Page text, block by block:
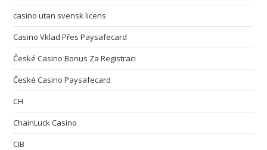
casino utan svensk licens
Casino Vklad Přes Paysafecard
České Casino Bonus Za Registraci
České Casino Paysafecard
CH
ChainLuck Casino
CIB